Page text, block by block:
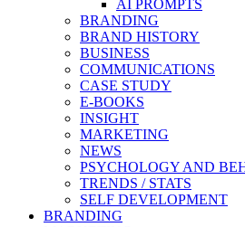
AI PROMPTS
BRANDING
BRAND HISTORY
BUSINESS
COMMUNICATIONS
CASE STUDY
E-BOOKS
INSIGHT
MARKETING
NEWS
PSYCHOLOGY AND
TRENDS / STATS
SELF DEVELOPMENT
BRANDING